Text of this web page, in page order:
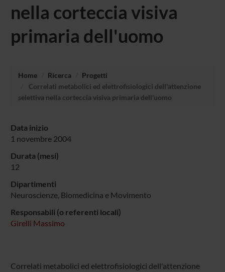
nella corteccia visiva
primaria dell'uomo
Home Ricerca
Progetti
Correlati metabolici ed elettrofisiologici dell'attenzione
selettiva nella corteccia visiva primaria dell'uomo
Data inizio
1 novembre 2004
Durata (mesi)
12
Dipartimenti
Neuroscienze, Biomedicina e Movimento
Responsabili (o referenti locali)
Girelli Massimo
Correlati metabolici ed elettrofisiologici dell'attenzione